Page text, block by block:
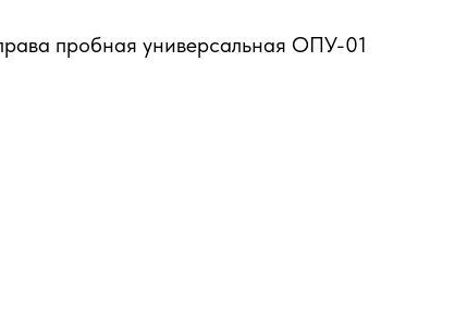
пробная универсальная ОПУ-01